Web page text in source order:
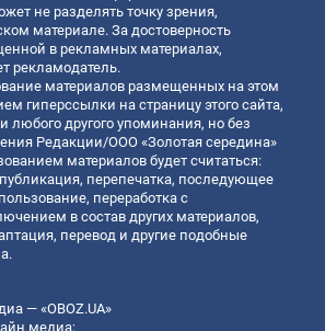
не разделять точку зрения,
материале. За достоверность
в рекламных материалах,
рекламодатель.
материалов размещенных на этом
гиперссылки на страницу этого сайта,
любого другого упоминания, но без
Редакции/ООО «Золотая середина»
материалов будет считаться:
перепечатка, последующее
переработка с
в состав других материалов,
перевод и другие подобные
— «OBOZ.UA»
медиа;